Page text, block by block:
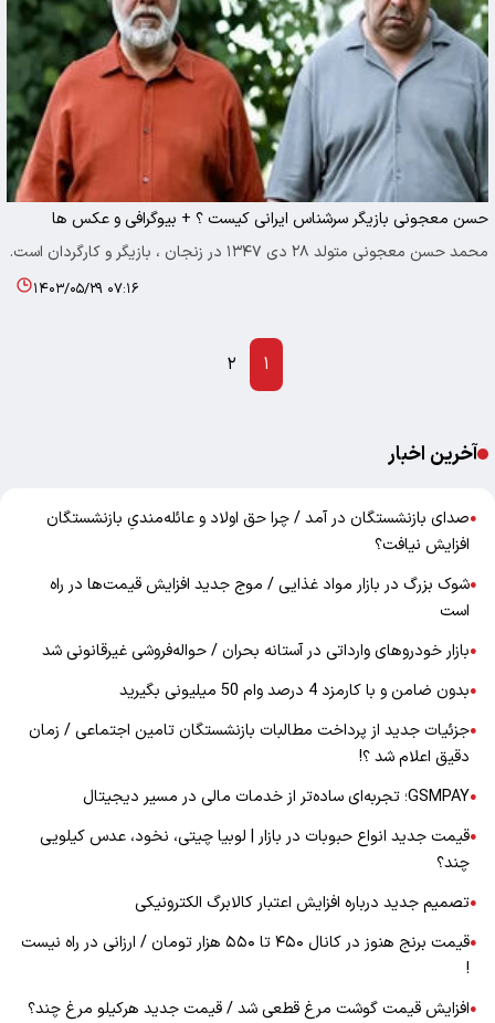
حسن معجونی بازیگر سرشناس ایرانی کیست ؟ + بیوگرافی و عکس ها
محمد حسن معجونی متولد ۲۸ دی ۱۳۴۷ در زنجان ، بازیگر و کارگردان است.
۱۴۰۳/۰۵/۲۹ ۰۷:۱۶
۱ ۲
آخرین اخبار
●صدای بازنشستگان در آمد / چرا حق اولاد و عائله‌مندیِ بازنشستگان
افزایش نیافت؟
●شوک بزرگ در بازار مواد غذایی / موج جدید افزایش قیمت‌ها در راه
است
●بازار خودرو‌های وارداتی در آستانه بحران / حواله‌فروشی غیرقانونی شد
●بدون ضامن و با کارمزد 4 درصد وام 50 میلیونی بگیرید
●جزئیات جدید از پرداخت مطالبات بازنشستگان تامین اجتماعی / زمان
دقیق اعلام شد ؟!
●GSMPAY؛ تجربه‌ای ساده‌تر از خدمات مالی در مسیر دیجیتال
●قیمت جدید انواع حبوبات در بازار | لوبیا چیتی، نخود، عدس کیلویی
چند؟
●تصمیم جدید درباره افزایش اعتبار کالابرگ الکترونیکی
●
قیمت برنج هنوز در کانال ۴۵۰ تا ۵۵۰ هزار تومان / ارزانی در راه نیست
!
●افزایش قیمت گوشت مرغ قطعی شد / قیمت جدید هرکیلو مرغ چند؟